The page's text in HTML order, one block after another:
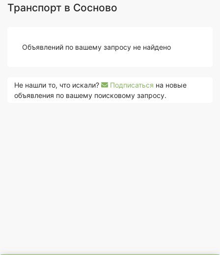
Транспорт в Сосново
Объявлений по вашему запросу не найдено
Не нашли то, что искали? Подписаться на новые
объявления по вашему поисковому запросу.